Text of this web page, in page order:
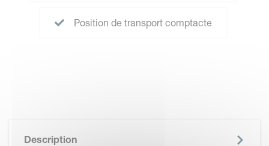
Position de transport comptacte
Description